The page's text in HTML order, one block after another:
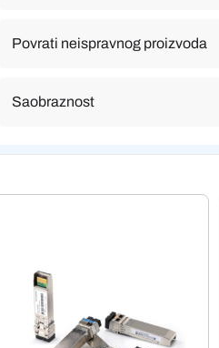
Povrati neispravnog proizvoda
Saobraznost